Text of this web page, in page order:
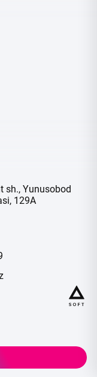
sh., Yunusobod
129A